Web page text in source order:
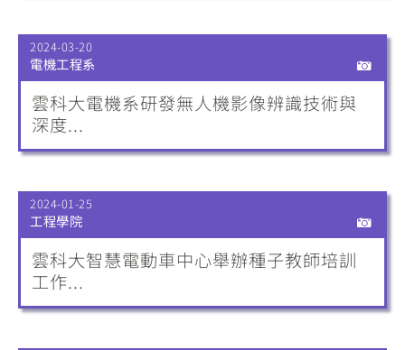
2024-03-20
電機工程系
雲科大電機系研發無人機影像辨識技術與
深度...
2024-01-25
工程學院
雲科大智慧電動車中心舉辦種子教師培訓
工作...